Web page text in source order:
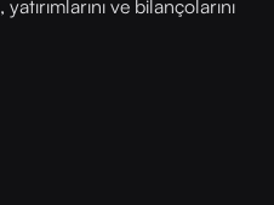
ve bilançolarını